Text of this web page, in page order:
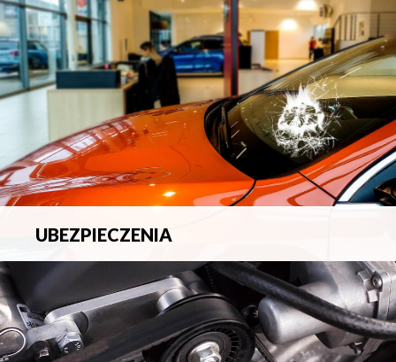
UBEZPIECZENIA
Pełna ochrona ubezpieczeniowa w zakresie wszelkich